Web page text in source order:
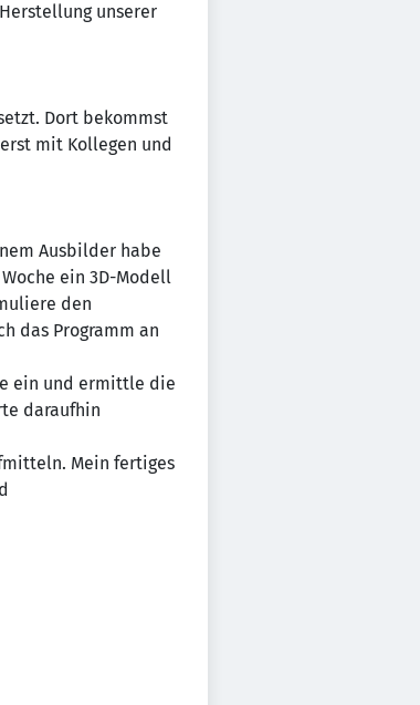
unserer
Dort bekommst
mit Kollegen und
Ausbilder habe
ein 3D-Modell
den
das Programm an
ein und ermittle die
daraufhin
Mein fertiges